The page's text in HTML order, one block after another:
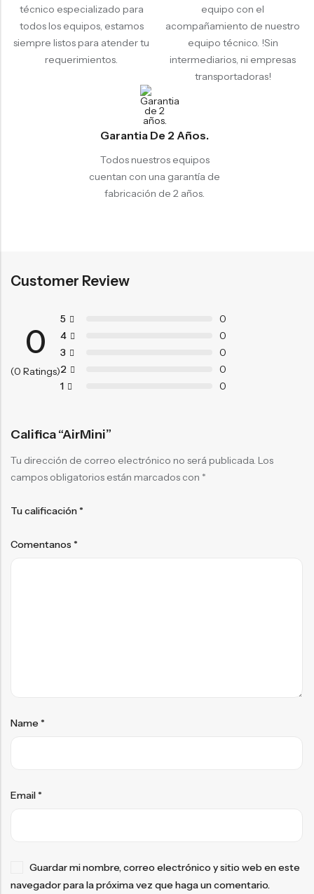
técnico especializado para
todos los equipos, estamos
siempre listos para atender tu
requerimientos.
equipo con el
acompañamiento de nuestro
equipo técnico. !Sin
intermediarios, ni empresas
transportadoras!
Garantia De 2 Años.
Todos nuestros equipos
cuentan con una garantía de
fabricación de 2 años.
Customer Review
0
(0 Ratings)
5
0
4
0
3
0
2
0
1
0
Califica “AirMini”
Tu dirección de correo electrónico no será publicada. Los
campos obligatorios están marcados con *
Tu calificación*
Comentanos *
Name*
Email*
Guardar mi nombre, correo electrónico y sitio web en este
navegador para la próxima vez que haga un comentario.